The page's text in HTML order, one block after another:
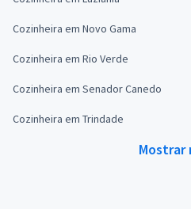
Cozinheira em Novo Gama
Cozinheira em Rio Verde
Cozinheira em Senador Canedo
Cozinheira em Trindade
Mostrar